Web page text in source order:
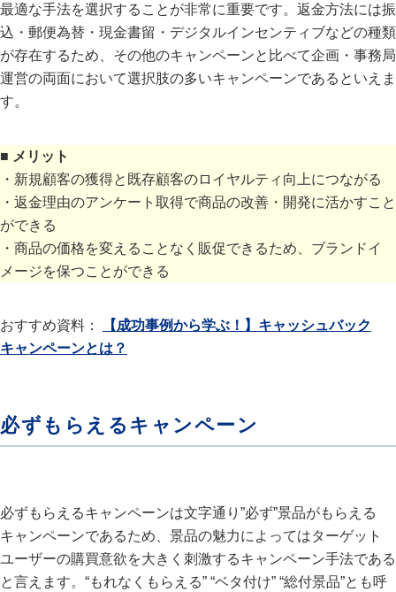
最適な手法を選択することが非常に重要です。返金方法には振
込・郵便為替・現金書留・デジタルインセンティブなどの種類
が存在するため、その他のキャンペーンと比べて企画・事務局
運営の両面において選択肢の多いキャンペーンであるといえま
す。
■ メリット
・新規顧客の獲得と既存顧客のロイヤルティ向上につながる
・返金理由のアンケート取得で商品の改善・開発に活かすこと
ができる
・商品の価格を変えることなく販促できるため、ブランドイ
メージを保つことができる
おすすめ資料：
【成功事例から学ぶ！】キャッシュバック
キャンペーンとは？
必ずもらえるキャンペーン
必ずもらえるキャンペーンは文字通り”必ず”景品がもらえる
キャンペーンであるため、景品の魅力によってはターゲット
ユーザーの購買意欲を大きく刺激するキャンペーン手法である
と言えます。“もれなくもらえる” “ベタ付け” “総付景品”とも呼